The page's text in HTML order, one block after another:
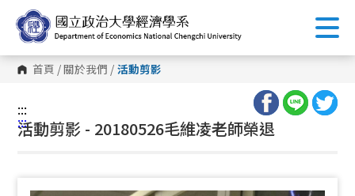
到
主
內
容 首頁 /關於我們 / 活動剪影
:::
:::
活動剪影 - 20180526毛維凌老師榮退